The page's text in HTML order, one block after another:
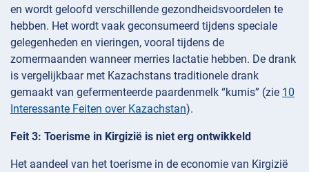
en wordt geloofd verschillende gezondheidsvoordelen te
hebben. Het wordt vaak geconsumeerd tijdens speciale
gelegenheden en vieringen, vooral tijdens de
zomermaanden wanneer merries lactatie hebben. De drank
is vergelijkbaar met Kazachstans traditionele drank
gemaakt van gefermenteerde paardenmelk “kumis” (zie 10
Interessante Feiten over Kazachstan).
Feit 3: Toerisme in Kirgizië is niet erg ontwikkeld
Het aandeel van het toerisme in de economie van Kirgizië